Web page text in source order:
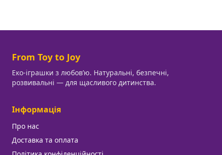
From Toy to Joy
Еко-іграшки з любовʼю. Натуральні, безпечні,
розвивальні — для щасливого дитинства.
Інформація
Про нас
Доставка та оплата